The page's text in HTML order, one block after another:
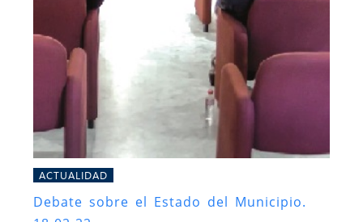
ACTUALIDAD
Debate sobre el Estado del Municipio.